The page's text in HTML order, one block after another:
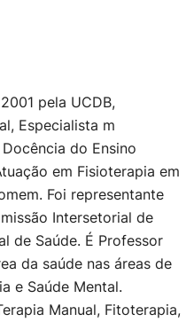
pela UCDB,
Especialista m
do Ensino
em Fisioterapia em
Foi representante
Intersetorial de
de Saúde. É Professor
da saúde nas áreas de
e Saúde Mental.
Manual, Fitoterapia,